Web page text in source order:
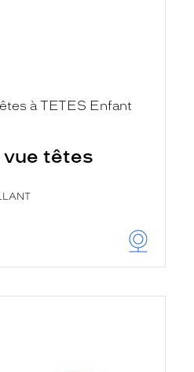
têtes